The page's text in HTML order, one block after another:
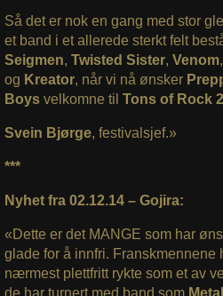
Så det er nok en gang med stor
et band i et allerede sterkt felt
Seigmen, Twisted Sister, Venom,
og Kreator, når vi nå ønsker
Boysvelkomne til Tons of Rock
Svein Bjørge, festivalsjef.»
***
Nyhet fra 02.12.14 – Gojira:
«Dette er det MANGE som har
glade for å innfri. Franskmennene
nærmest plettfritt rykte som et av